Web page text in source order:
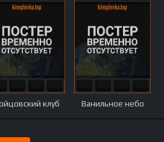
клуб Ванильное небо